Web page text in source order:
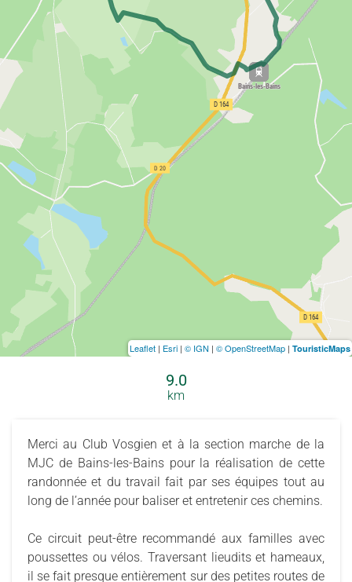
9.0
km
Merci au Club Vosgien et à la section marche de la
MJC de Bains-les-Bains pour la réalisation de cette
randonnée et du travail fait par ses équipes tout au
long de l’année pour baliser et entretenir ces chemins.
Ce circuit peut-être recommandé aux familles avec
poussettes ou vélos. Traversant lieudits et hameaux,
il se fait presque entièrement sur des petites routes de
Leaflet | Esri | © IGN | © OpenStreetMap | TouristicMaps